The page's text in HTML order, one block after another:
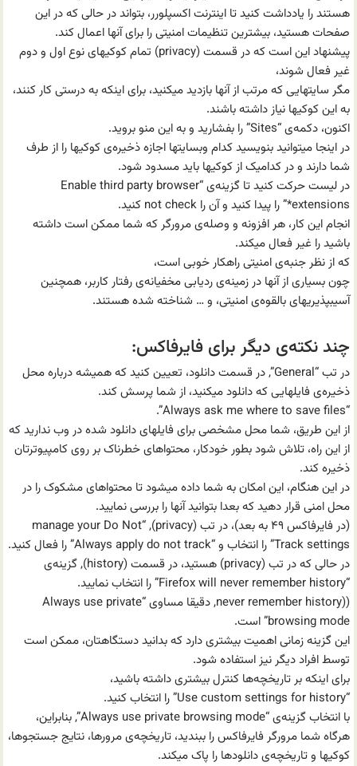
هستند را یادداشت کنید تا اینترنت اکسپلورر، بتواند در حالی که در این
صفحات هستید، بیشترین تنظیمات امنیتی را برای آنها اعمال کند.
پیشنهاد این است که در قسمت (privacy) تمام کوکیهای نوع اول و دوم
غیر فعال شوند،
مگر سایتهایی که مرتب از آنها بازدید میکنید، برای اینکه به درستی کار کنند،
به این کوکیها نیاز داشته باشند.
اکنون، دکمه‌ی “Sites” را بفشارید و به این منو بروید.
در اینجا میتوانید بنویسید کدام وبسایتها اجازه ذخیره‌ی کوکیها را از طرف
شما دارند و در کدامیک از کوکیها باید مسدود شود.
در لیست حرکت کنید تا گزینه‌ی “Enable third party browser
extensions*” را پیدا کنید و آن را not check کنید.
انجام این کار، هر افزونه و وصله‌ی مرورگر که شما ممکن است داشته
باشید را غیر فعال میکند.
که از نظر جنبه‌ی امنیتی راهکار خوبی است،
چون بسیاری از آنها در زمینه‌ی ردیابی مخفیانه‌ی رفتار کاربر، همچنین
آسیبپذیریهای بالقوه‌ی امنیتی، و … شناخته شده هستند.
چند نکته‌ی دیگر برای فایرفاکس:
در تب “General”, در قسمت دانلود، تعیین کنید که همیشه درباره محل
ذخیره‌ی فایلهایی که دانلود میکنید، از شما پرسش کند.
“Always ask me where to save files”.
از این طریق، شما محل مشخصی برای فایلهای دانلود شده در وب ندارید که
از این راه، تلاش شود بطور خودکار، محتواهای خطرناک بر روی کامپیوترتان
ذخیره کند.
در این هنگام، این امکان به شما داده میشود تا محتواهای مشکوک را در
محل امنی قرار دهید که بعدا بتوانید آنها را بررسی نمایید.
(در فایرفاکس ۴۹ به بعد)، در تب (privacy), “manage your Do Not
Track settings” را انتخاب و “Always apply do not track” را فعال کنید.
در حالی که در تب (privacy) هستید، در قسمت (history), گزینه‌ی
“Firefox will never remember history” را انتخاب نمایید.
((never remember history, دقیقا مساوی “Always use private
browsing mode” است.
این گزینه زمانی اهمیت بیشتری دارد که بدانید دستگاهتان، ممکن است
توسط افراد دیگر نیز استفاده شود.
برای اینکه بر تاریخچه‌ها کنترل بیشتری داشته باشید،
“Use custom settings for history” را انتخاب کنید.
با انتخاب گزینه‌ی “Always use private browsing mode”, بنابراین،
هرگاه شما مرورگر فایرفاکس را ببندید، تاریخچه‌ی مرورها، نتایج جستجوها،
کوکیها و تاریخچه‌ی دانلودها را پاک میکند.